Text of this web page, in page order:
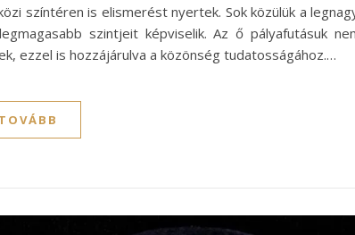
színtéren is elismerést nyertek. Sok közülük a
szintjeit képviselik. Az ő pályafutásuk
ezzel is hozzájárulva a közönség tudatosságához.…
TOVÁBB